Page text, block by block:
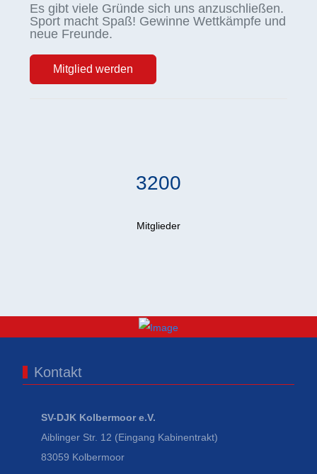
Es gibt viele Gründe sich uns anzuschließen.
Sport macht Spaß! Gewinne Wettkämpfe und
neue Freunde.
Mitglied werden
3200
Mitglieder
Kontakt
SV-DJK Kolbermoor e.V.
Aiblinger Str. 12 (Eingang Kabinentrakt)
83059 Kolbermoor